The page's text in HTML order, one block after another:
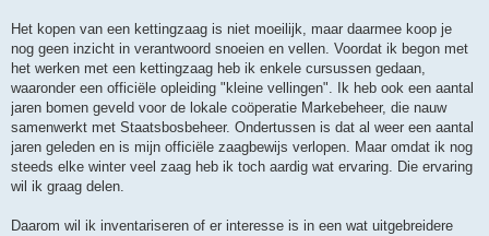
h
Het kopen van een kettingzaag is niet moeilijk, maar daarmee koop je
nog geen inzicht in verantwoord snoeien en vellen. Voordat ik begon met
het werken met een kettingzaag heb ik enkele cursussen gedaan,
waaronder een officiële opleiding "kleine vellingen". Ik heb ook een aantal
jaren bomen geveld voor de lokale coöperatie Markebeheer, die nauw
samenwerkt met Staatsbosbeheer. Ondertussen is dat al weer een aantal
jaren geleden en is mijn officiële zaagbewijs verlopen. Maar omdat ik nog
steeds elke winter veel zaag heb ik toch aardig wat ervaring. Die ervaring
wil ik graag delen.
Daarom wil ik inventariseren of er interesse is in een wat uitgebreidere